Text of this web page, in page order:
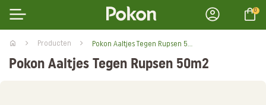
0
Producten
Pokon Aaltjes Tegen Rupsen 50m2